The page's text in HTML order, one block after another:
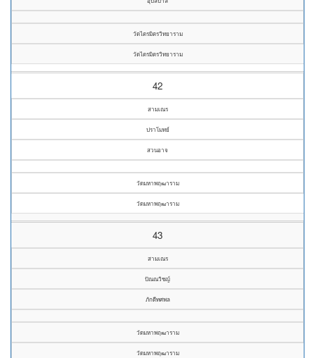
วัดไตรมิตรวิทยาราม
วัดไตรมิตรวิทยาราม
42
สามเณร
ปราโมทย์
สวนอาจ
วัดมหาพฤฒาราม
วัดมหาพฤฒาราม
43
สามเณร
ปัณณวิชญ์
ภักดีทศพล
วัดมหาพฤฒาราม
วัดมหาพฤฒาราม